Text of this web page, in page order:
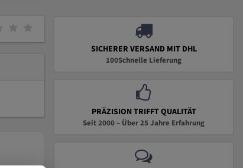
SICHERER VERSAND MIT DHL
100Schnelle Lieferung
PRÄZISION TRIFFT QUALITÄT
Seit 2000 – Über 25 Jahre Erfahrung